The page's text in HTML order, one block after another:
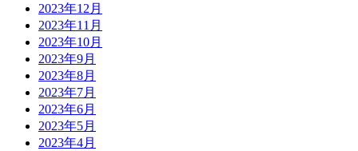
2023年12月
2023年11月
2023年10月
2023年9月
2023年8月
2023年7月
2023年6月
2023年5月
2023年4月